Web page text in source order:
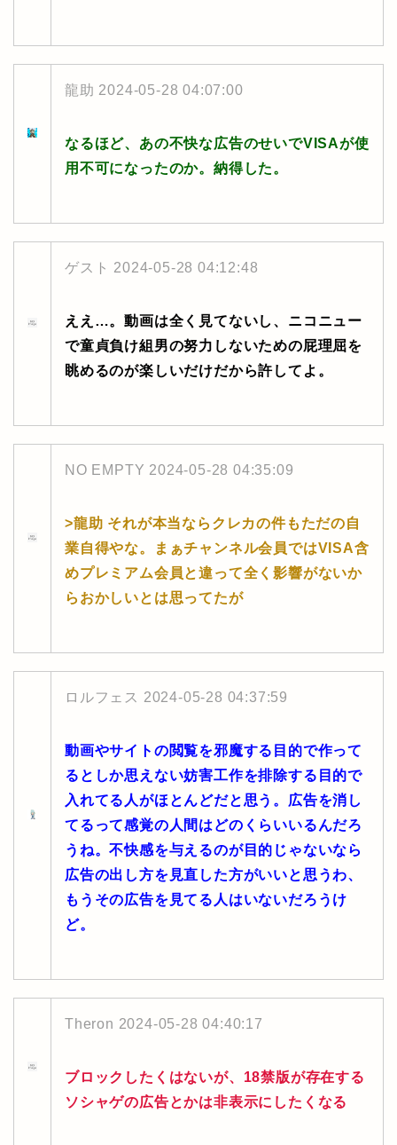
龍助 2024-05-28 04:07:00
なるほど、あの不快な広告のせいでVISAが使
用不可になったのか。納得した。
ゲスト 2024-05-28 04:12:48
ええ…。動画は全く見てないし、ニコニュー
で童貞負け組男の努力しないための屁理屈を
眺めるのが楽しいだけだから許してよ。
NO EMPTY 2024-05-28 04:35:09
>龍助 それが本当ならクレカの件もただの自
業自得やな。まぁチャンネル会員ではVISA含
めプレミアム会員と違って全く影響がないか
らおかしいとは思ってたが
ロルフェス 2024-05-28 04:37:59
動画やサイトの閲覧を邪魔する目的で作って
るとしか思えない妨害工作を排除する目的で
入れてる人がほとんどだと思う。広告を消し
てるって感覚の人間はどのくらいいるんだろ
うね。不快感を与えるのが目的じゃないなら
広告の出し方を見直した方がいいと思うわ、
もうその広告を見てる人はいないだろうけ
ど。
Theron 2024-05-28 04:40:17
ブロックしたくはないが、18禁版が存在する
ソシャゲの広告とかは非表示にしたくなる